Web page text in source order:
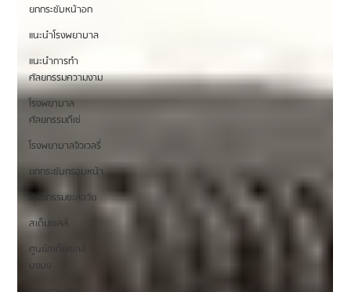
ยกกระชับหน้าอก
แนะนำโรงพยาบาล
แนะนำการทำ
ศัลยกรรมความงาม
โรงพยาบาล
ศัลยกรรมดีเซ่
โรงพยาบาลจิวเวลรี่
ยกกระชับกรอบหน้า
ศัลยกรรมชะลอวัย
สเต็มเซลล์
ศูนย์สเต็มเซลล์
บงบง